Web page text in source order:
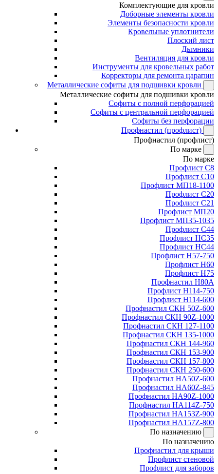
Комплектующие для кровли
Доборные элементы кровли
Элементы безопасности кровли
Кровельные уплотнители
Плоский лист
Дымники
Вентиляция для кровли
Инструменты для кровельных работ
Корректоры для ремонта царапин
Металлические софиты для подшивки кровли
Металлические софиты для подшивки кровли
Софиты с полной перфорацией
Софиты с центральной перфорацией
Софиты без перфорации
Профнастил (профлист)
Профнастил (профлист)
По марке
По марке
Профлист С8
Профлист С10
Профлист МП18-1100
Профлист С20
Профлист С21
Профлист МП20
Профлист МП35-1035
Профлист С44
Профлист НС35
Профлист НС44
Профлист Н57-750
Профлист Н60
Профлист Н75
Профнастил Н80А
Профлист Н114-750
Профлист Н114-600
Профнастил СКН 50Z-600
Профнастил СКН 90Z-1000
Профнастил СКН 127-1100
Профнастил СКН 135-1000
Профнастил СКН 144-960
Профнастил СКН 153-900
Профнастил СКН 157-800
Профнастил СКН 250-600
Профнастил НА50Z-600
Профнастил НА60Z-845
Профнастил НА90Z-1000
Профнастил НА114Z-750
Профнастил НА153Z-900
Профнастил НА157Z-800
По назначению
По назначению
Профнастил для крыши
Профлист стеновой
Профлист для заборов